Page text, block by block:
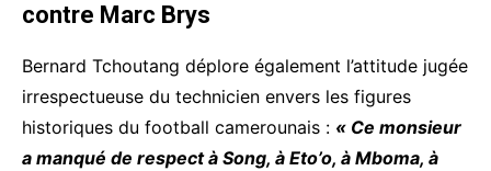
contre Marc Brys
Bernard Tchoutang déplore également l’attitude jugée
irrespectueuse du technicien envers les figures
historiques du football camerounais : « Ce monsieur
a manqué de respect à Song, à Eto’o, à Mboma, à